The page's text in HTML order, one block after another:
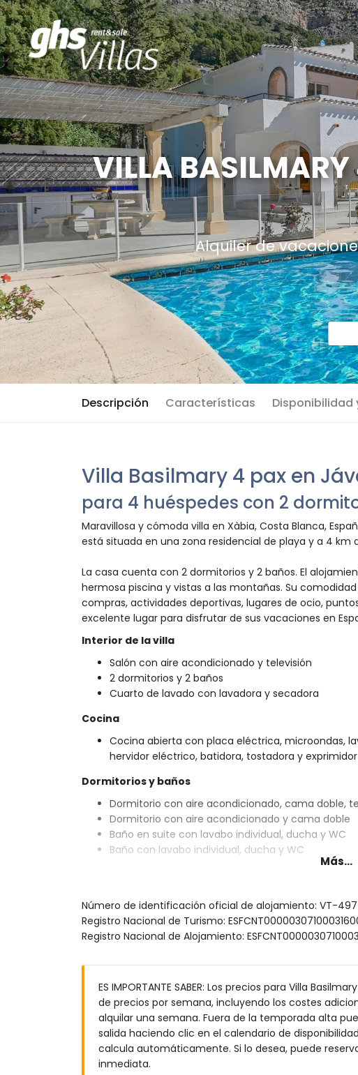
VILLA
Alquiler de
Descripción Características Disponibilidad
Villa Basilmary 4 pax en
para 4 huéspedes con 2
Maravillosa y cómoda villa en Xàbia, Costa Blanca,
está situada en una zona residencial de playa y a 4 km
La casa cuenta con 2 dormitorios y 2 baños. El
hermosa piscina y vistas a las montañas. Su
compras, actividades deportivas, lugares de ocio,
excelente lugar para disfrutar de sus vacaciones en
Interior de la villa
Salón con aire acondicionado y televisión
2 dormitorios y 2 baños
Cuarto de lavado con lavadora y secadora
Cocina
Cocina abierta con placa eléctrica, microondas,
hervidor eléctrico, batidora, tostadora y exprimidor
Dormitorios y baños
Dormitorio con aire acondicionado, cama doble,
Dormitorio con aire acondicionado y cama doble
Baño en suite con lavabo individual, ducha y WC
Baño con lavabo individual, ducha y WC
Piscina privada de 10m x 6m y 2.3m de
Jardín con árboles y muebles de jardín con
Terraza cubierta
Zona de estar exterior y zona de comedor exterior
3 plazas de aparcamiento privadas
Más información
Pueblo más cercano: Xàbia (a menos de 3
Orilla o ribera más cercana: Mar Mediterráneo,
Más...
Número de identificación oficial de alojamiento: VT-
Registro Nacional de Turismo:
Registro Nacional de Alojamiento:
ES IMPORTANTE SABER: Los precios para Villa
de precios por semana, incluyendo los costes
alquilar una semana. Fuera de la temporada alta
salida haciendo clic en el calendario de
calcula automáticamente. Si lo desea, puede
inmediata.